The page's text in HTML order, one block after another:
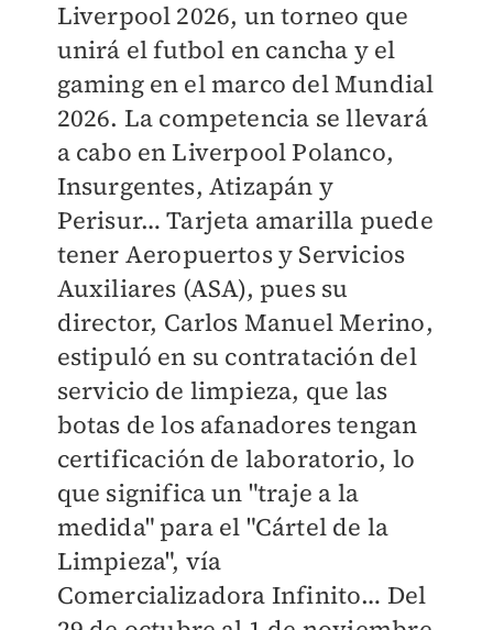
Liverpool 2026, un torneo que
unirá el futbol en cancha y el
gaming en el marco del Mundial
2026. La competencia se llevará
a cabo en Liverpool Polanco,
Insurgentes, Atizapán y
Perisur… Tarjeta amarilla puede
tener Aeropuertos y Servicios
Auxiliares (ASA), pues su
director, Carlos Manuel Merino,
estipuló en su contratación del
servicio de limpieza, que las
botas de los afanadores tengan
certificación de laboratorio, lo
que significa un "traje a la
medida" para el "Cártel de la
Limpieza", vía
Comercializadora Infinito… Del